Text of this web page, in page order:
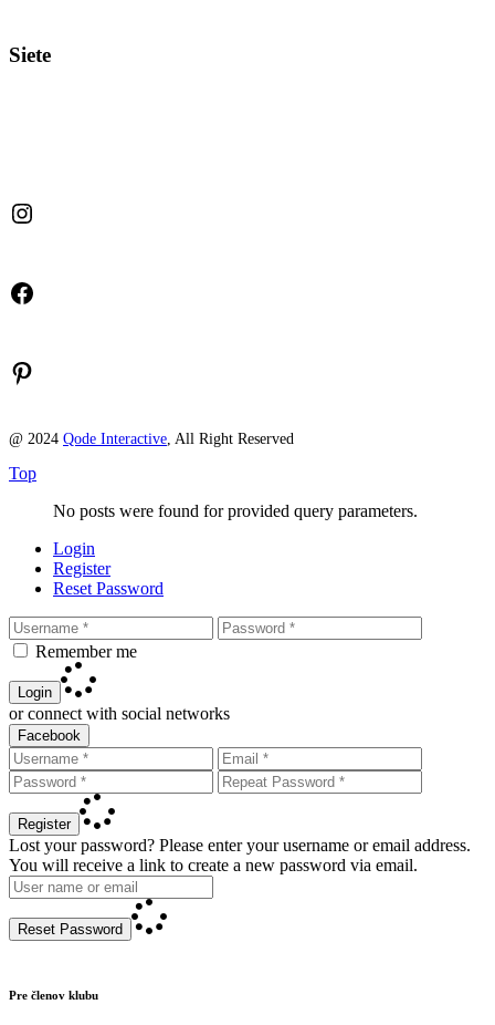
Siete
Instagram
Facebook
Pinterest
@ 2024 Qode Interactive , All Right Reserved
Top
No posts were found for provided query parameters.
Login
Register
Reset Password
Remember me
Login
or connect with social networks
Facebook
Register
Lost your password? Please enter your username or email address.
You will receive a link to create a new password via email.
Reset Password
Pre členov klubu